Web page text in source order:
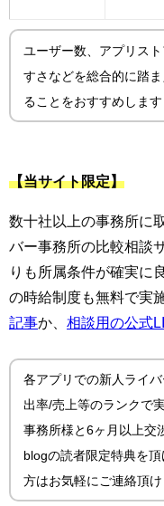
ユーザー数、アプリス
すさ などを総合的に踏
ることをおすすめします
【当サイト限定】
数十社以上の事務所に
バー事務所の比較相談
りも所属条件が確実に
の時給制度も無料で実
記事か、 相談用の公式
各アプリでの新人ライ
出率/売上等のランクで
事務所様と6ヶ月以上交
blogの読者限定特典を
方はお気軽にご連絡頂け